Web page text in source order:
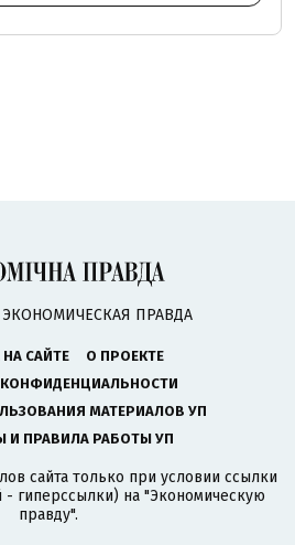
ЭКОНОМИЧЕСКАЯ ПРАВДА
САЙТЕ
О ПРОЕКТЕ
МАТЕРИАЛОВ УП
И ПРАВИЛА РАБОТЫ УП
сайта только при условии ссылки
- гиперссылки) на "Экономическую
правду".